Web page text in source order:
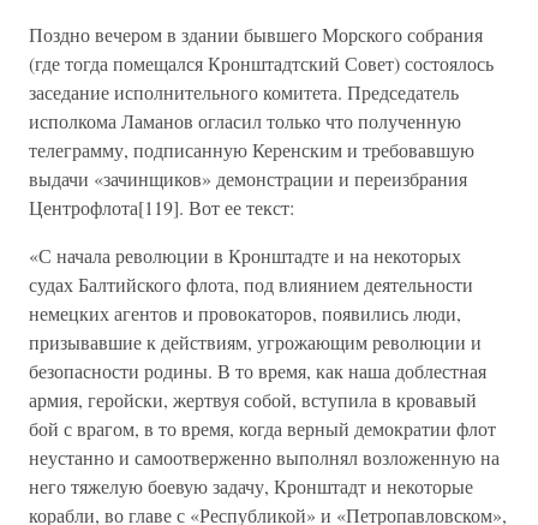
Поздно вечером в здании бывшего Морского собрания
(где тогда помещался Кронштадтский Совет) состоялось
заседание исполнительного комитета. Председатель
исполкома Ламанов огласил только что полученную
телеграмму, подписанную Керенским и требовавшую
выдачи «зачинщиков» демонстрации и переизбрания
Центрофлота[119]. Вот ее текст:
«С начала революции в Кронштадте и на некоторых
судах Балтийского флота, под влиянием деятельности
немецких агентов и провокаторов, появились люди,
призывавшие к действиям, угрожающим революции и
безопасности родины. В то время, как наша доблестная
армия, геройски, жертвуя собой, вступила в кровавый
бой с врагом, в то время, когда верный демократии флот
неустанно и самоотверженно выполнял возложенную на
него тяжелую боевую задачу, Кронштадт и некоторые
корабли, во главе с «Республикой» и «Петропавловском»,